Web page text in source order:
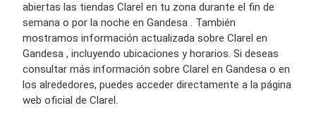
abiertas las tiendas Clarel en tu zona durante el fin de
semana o por la noche en Gandesa . También
mostramos información actualizada sobre Clarel en
Gandesa , incluyendo ubicaciones y horarios. Si deseas
consultar más información sobre Clarel en Gandesa o en
los alrededores, puedes acceder directamente a la página
web oficial de Clarel.